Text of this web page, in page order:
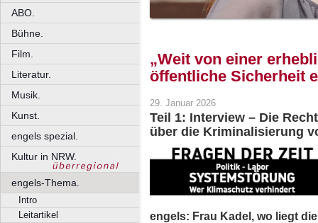
ABO.
Bühne.
Film.
Literatur.
Musik.
Kunst.
engels spezial.
Kultur in NRW.
engels-Thema.
Intro
Leitartikel
„Weit von einer
öffentliche Sicherheit
29. Januar 2026
Teil 1: Interview – Die
über die Kriminalisierung
engels: Frau Kadel, wo liegt